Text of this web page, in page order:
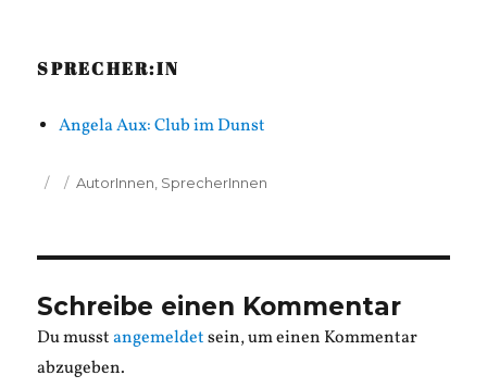
SPRECHER:IN
Angela Aux: Club im Dunst
Veröffentlicht
Kategorien
AutorInnen SprecherInnen
Schreibe einen Kommentar
Du musstangemeldetsein, um einen Kommentar
abzugeben.